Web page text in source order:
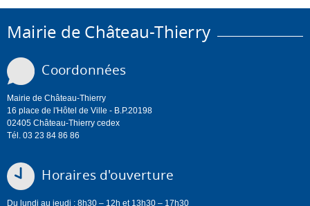
Mairie de Château-Thierry
Coordonnées
Mairie de Château-Thierry
16 place de l'Hôtel de Ville - B.P.20198
02405 Château-Thierry cedex
Tél. 03 23 84 86 86
Horaires d'ouverture
Du lundi au jeudi : 8h30 – 12h et 13h30 – 17h30